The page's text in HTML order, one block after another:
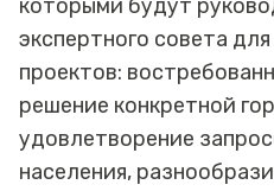
которыми будут
экспертного совета
проектов:
решение конкретной
удовлетворение
населения,